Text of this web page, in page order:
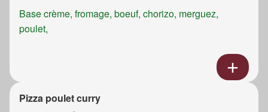
Base crème, fromage, boeuf, chorizo, merguez,
poulet,
Pizza poulet curry